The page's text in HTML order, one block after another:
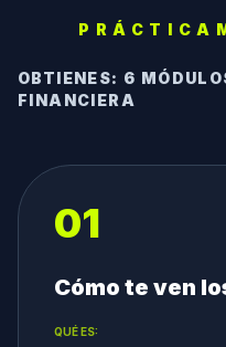
OBTIENES: 6
FINANCIERA
01
Cómo te ven
QUÉ ES: